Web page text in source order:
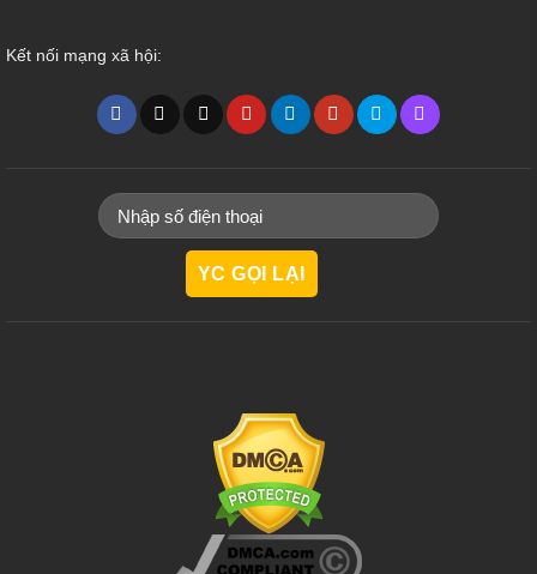
Kết nối mạng xã hội: